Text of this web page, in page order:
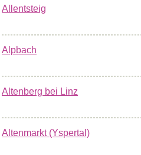
Allentsteig
Alpbach
Altenberg bei Linz
Altenmarkt (Yspertal)